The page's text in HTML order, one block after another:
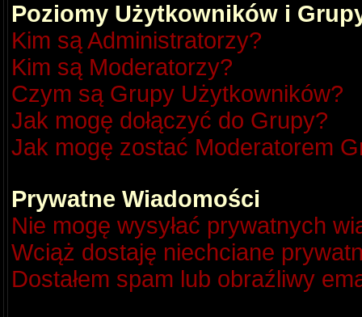
Poziomy Użytkowników i
Kim są Administratorzy?
Kim są Moderatorzy?
Czym są Grupy Użytkowników?
Jak mogę dołączyć do Grupy?
Jak mogę zostać Moderatorem
Prywatne Wiadomości
Nie mogę wysyłać prywatnych
Wciąż dostaję niechciane
Dostałem spam lub obraźliwy